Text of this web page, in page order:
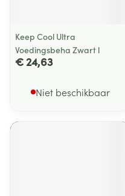
Keep Cool Ultra
Voedingsbeha Zwart l
€ 24,63
Niet beschikbaar